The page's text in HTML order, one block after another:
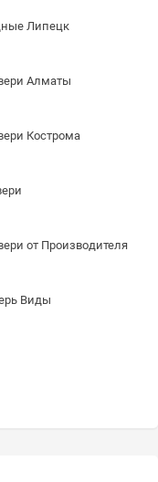
Липецк
Алматы
Кострома
от Производителя
Виды